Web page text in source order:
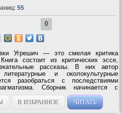
55
0
Угрешич — это смелая критика
состоит из критических эссе,
рассказы. В них автор
и околокультурные
разобраться с последствиями
Сборник начинается с
дела, от которой Угрешич
В ИЗБРАННОЕ ЧИТАТЬ